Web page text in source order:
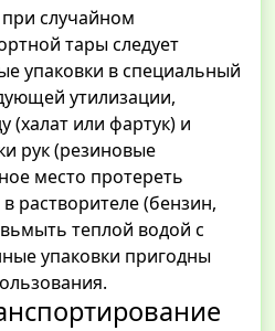
случайном
тары следует
упаковки в специальный
утилизации,
(халат или фартук) и
рук (резиновые
место протереть
растворителе (бензин,
вьмыть теплой водой с
упаковки пригодны